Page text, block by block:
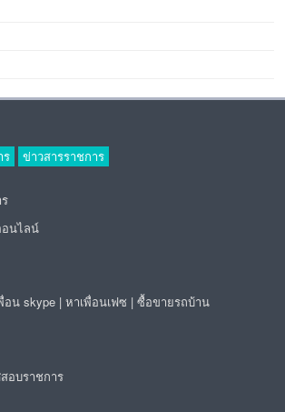
ร ข่าวสารราชการ
อนไลน์
อน skype | หาเพื่อนเฟซ | ซื้อขายรถบ้าน
อบราชการ